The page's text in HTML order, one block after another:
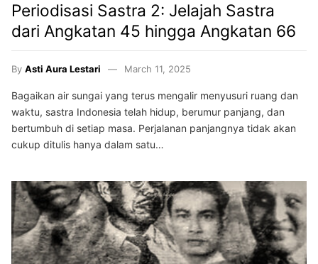
Periodisasi Sastra 2: Jelajah Sastra
dari Angkatan 45 hingga Angkatan 66
By Asti Aura Lestari March 11, 2025
Bagaikan air sungai yang terus mengalir menyusuri ruang dan
waktu, sastra Indonesia telah hidup, berumur panjang, dan
bertumbuh di setiap masa. Perjalanan panjangnya tidak akan
cukup ditulis hanya dalam satu…